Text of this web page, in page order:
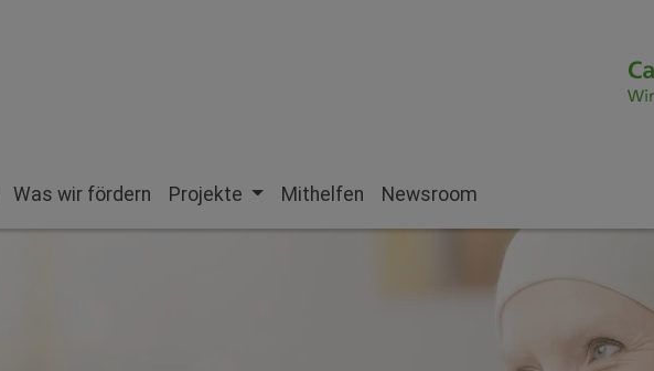
Was wir fördern Projekte Mithelfen Newsroom